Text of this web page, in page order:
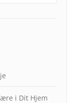
i Dit Hjem